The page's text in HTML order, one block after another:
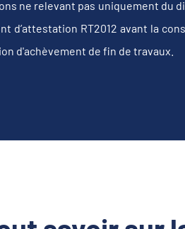
ne relevant pas uniquement du
d’attestation RT2012 avant la
d'achèvement de fin de travaux.